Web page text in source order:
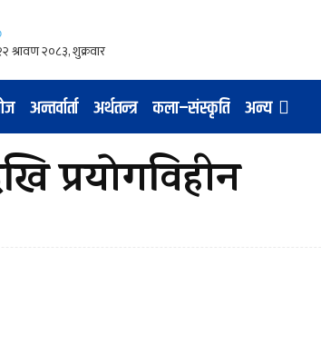
अन्तर्वार्ता अर्थतन्त्र कला–संस्कृति अन्य
प्रयोगविहीन